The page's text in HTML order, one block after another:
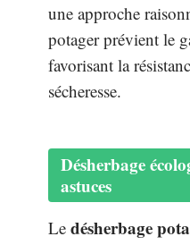
une approche
potager prévient le
favorisant la
sécheresse.
Désherbage
astuces
Le désherbage